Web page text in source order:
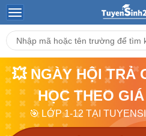
💥 NGÀY HỘI TRẢ
HỌC THEO GIÁ
🎯 LỚP 1-12 TẠI